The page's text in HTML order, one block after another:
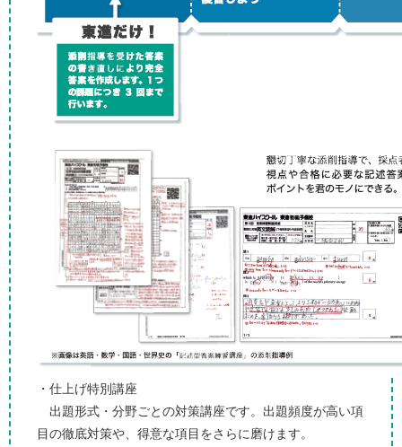
・仕上げ特別講座
出題形式・分野ごとの対策講座です。出題頻度が高い項
目の徹底対策や、得意な項目をさらに磨けます。